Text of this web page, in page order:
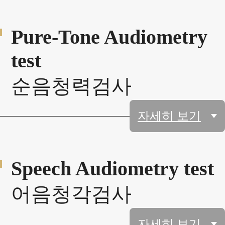
Pure-Tone Audiometry
test
순음청력검사
자세히 보기
Speech Audiometry test
어음청각검사